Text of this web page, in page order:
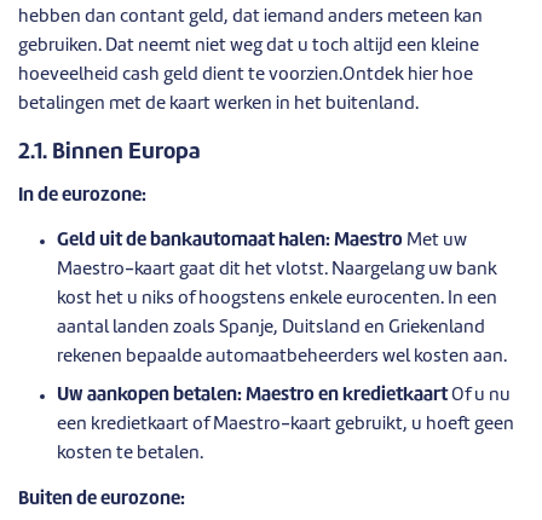
hebben dan contant geld, dat iemand anders meteen kan
gebruiken. Dat neemt niet weg dat u toch altijd een kleine
hoeveelheid cash geld dient te voorzien.Ontdek hier hoe
betalingen met de kaart werken in het buitenland.
2.1. Binnen Europa
In de eurozone:
Geld uit de bankautomaat halen: Maestro Met uw
Maestro-kaart gaat dit het vlotst. Naargelang uw bank
kost het u niks of hoogstens enkele eurocenten. In een
aantal landen zoals Spanje, Duitsland en Griekenland
rekenen bepaalde automaatbeheerders wel kosten aan.
Uw aankopen betalen: Maestro en kredietkaartOf u nu
een kredietkaart of Maestro-kaart gebruikt, u hoeft geen
kosten te betalen.
Buiten de eurozone: